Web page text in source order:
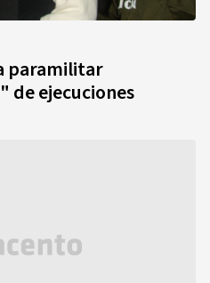
paramilitar
de ejecuciones